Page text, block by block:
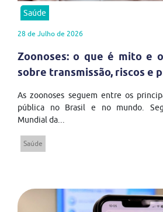
Saúde
28 de Julho de 2026
Zoonoses: o que é mito e
sobre transmissão, riscos e
As zoonoses seguem entre os
pública no Brasil e no mundo.
Mundial da...
Saúde